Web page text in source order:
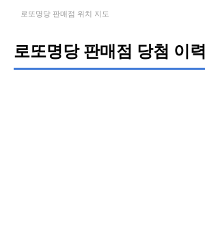
로또명당 판매점 위치 지도
로또명당 판매점 당첨 이력